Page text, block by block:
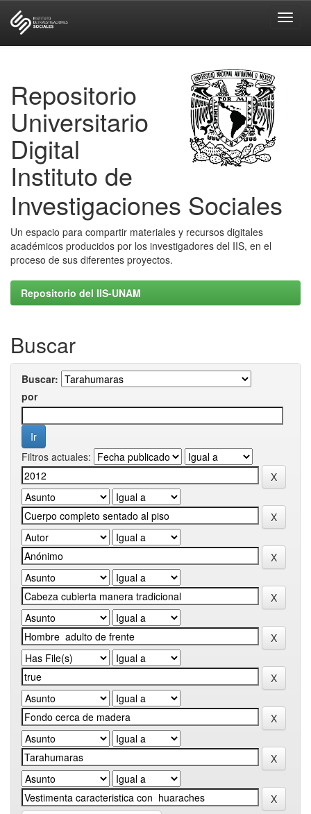
Repositorio
Universitario
Digital
Instituto de
Investigaciones Sociales
Un espacio para compartir materiales y recursos digitales
académicos producidos por los investigadores del IIS, en el
proceso de sus diferentes proyectos.
Repositorio del IIS-UNAM
Buscar
Buscar:
por
Filtros actuales: